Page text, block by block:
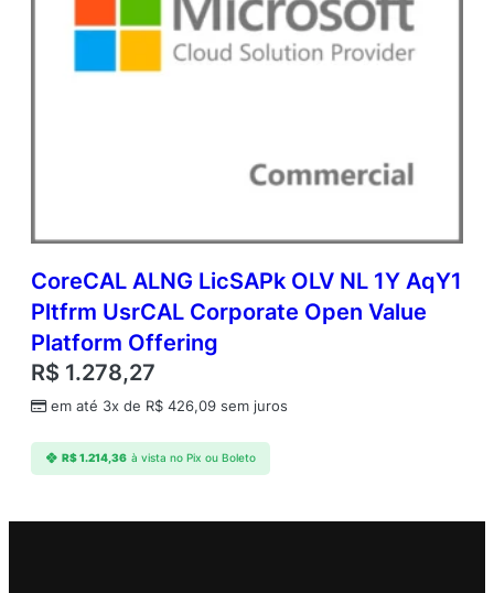
CoreCAL ALNG LicSAPk OLV NL 1Y AqY1
Pltfrm UsrCAL Corporate Open Value
Platform Offering
R$ 1.278,27
em até 3x de R$ 426,09 sem juros
R$1.214,36 à vista no Pix ou Boleto